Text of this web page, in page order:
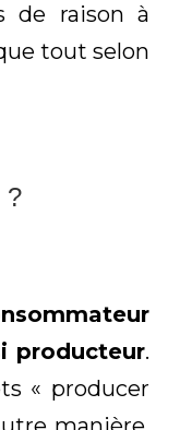
de raison à
tout selon
?
producteur.
« producer